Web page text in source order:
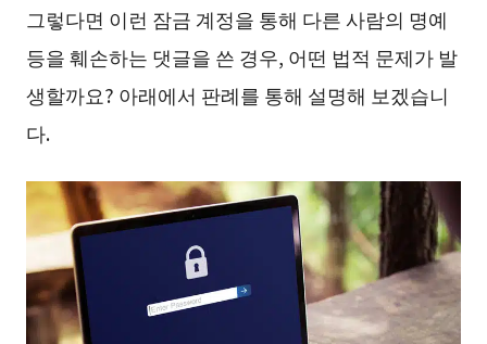
그렇다면 이런 잠금 계정을 통해 다른 사람의 명예
등을 훼손하는 댓글을 쓴 경우, 어떤 법적 문제가 발
생할까요? 아래에서 판례를 통해 설명해 보겠습니
다.